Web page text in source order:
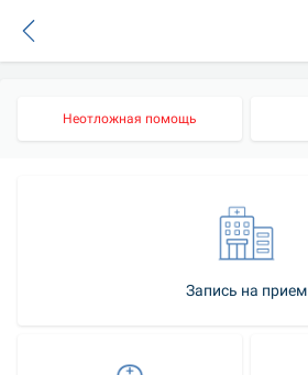
Неотложная помощь
Запись на прием